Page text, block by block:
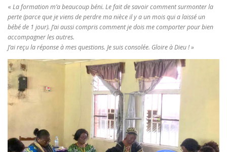
« La formation m’a beaucoup béni. Le fait de savoir comment surmonter la
perte (parce que je viens de perdre ma nièce il y a un mois qui a laissé un
bébé de 1 jour). J’ai aussi compris comment je dois me comporter pour bien
accompagner les autres.
J’ai reçu la réponse à mes questions. Je suis consolée. Gloire à Dieu ! »